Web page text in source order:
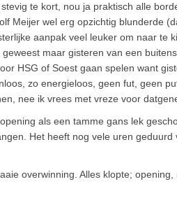
te kort, nou ja praktisch alle
Meijer wel erg opzichtig blunderde
aanpak veel leuker om naar te
maar gisteren van een
HSG of Soest gaan spelen want
zo energieloos, geen fut, geen
nee ik vrees met vreze voor
als een tamme gans lek
Het heeft nog vele uren
overwinning. Alles klopte;